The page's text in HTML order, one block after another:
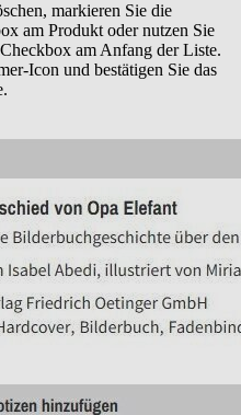
markieren Sie die
am Produkt oder nutzen Sie
am Anfang der Liste.
Icon und bestätigen Sie das